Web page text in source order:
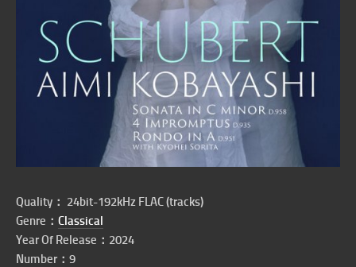
Quality： 24bit-192kHz FLAC (tracks)
Genre： Classical
Year Of Release：2024
Number：9